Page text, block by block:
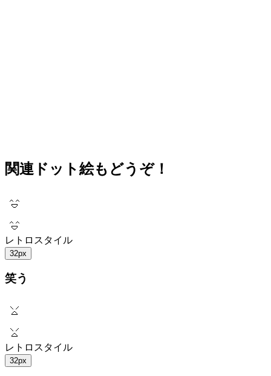
関連ドット絵もどうぞ！
レトロスタイル
32px
笑う
レトロスタイル
32px